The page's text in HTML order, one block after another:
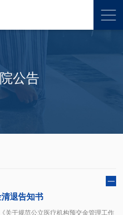
公告
退告知书
关于规范公立医疗机构预交金管理工作